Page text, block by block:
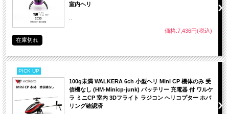
室内ヘリ
価格:7,436円(税込)
在庫切れ
PICK UP
100g未満 WALKERA 6ch 小型ヘリ Mini CP 機体のみ 受
信機なし (HM-Minicp-junk) バッテリー 充電器 付 ワルケ
ラ ミニCP 室内 3Dフライト ラジコン ヘリコプター ホバ
リング確認済